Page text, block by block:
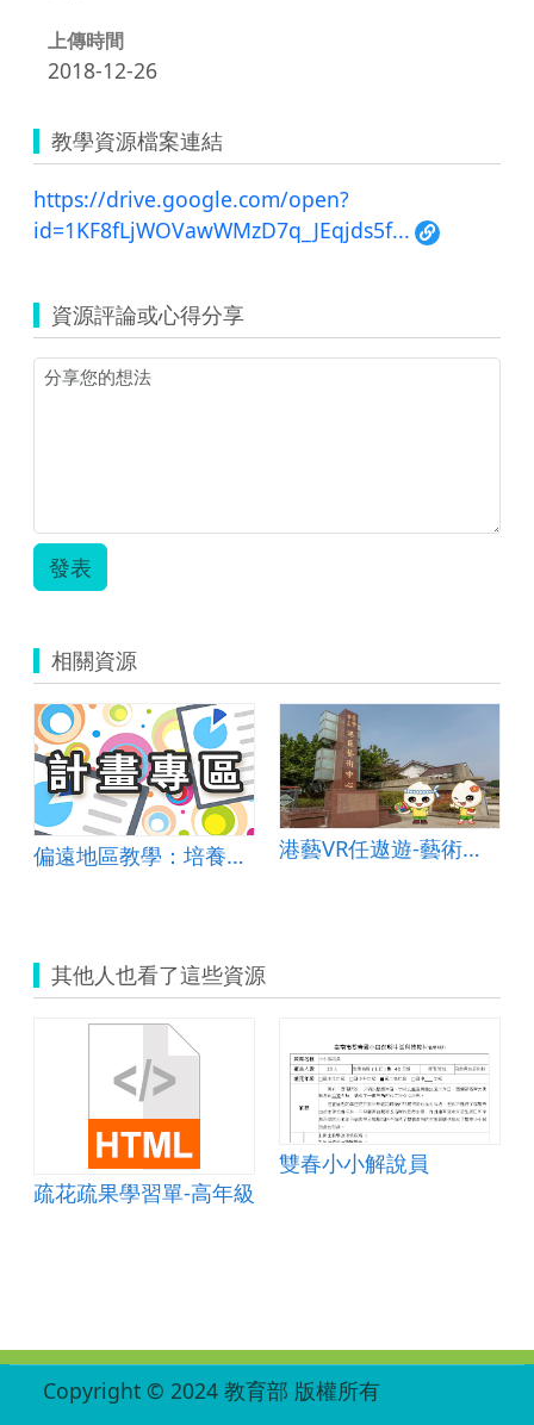
上傳時間
2018-12-26
教學資源檔案連結
https://drive.google.com/open?
id=1KF8fLjWOVawWMzD7q_JEqjds5f...
資源評論或心得分享
發表
相關資源
偏遠地區教學：培養道德實踐與公民意識素養 港藝VR任遨遊-藝術中心利用教育
其他人也看了這些資源
疏花疏果學習單-高年級
雙春小小解說員
Copyright © 2024 教育部 版權所有